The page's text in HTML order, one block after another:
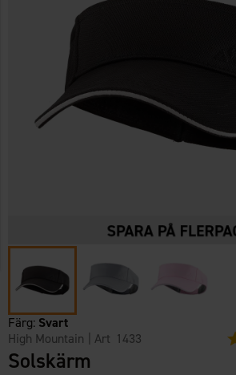
Färg: Svart
High Mountain
| Art 1433
Solskärm